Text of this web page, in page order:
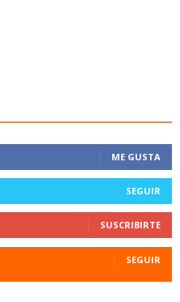
ME GUSTA
SEGUIR
SUSCRIBIRTE
SEGUIR